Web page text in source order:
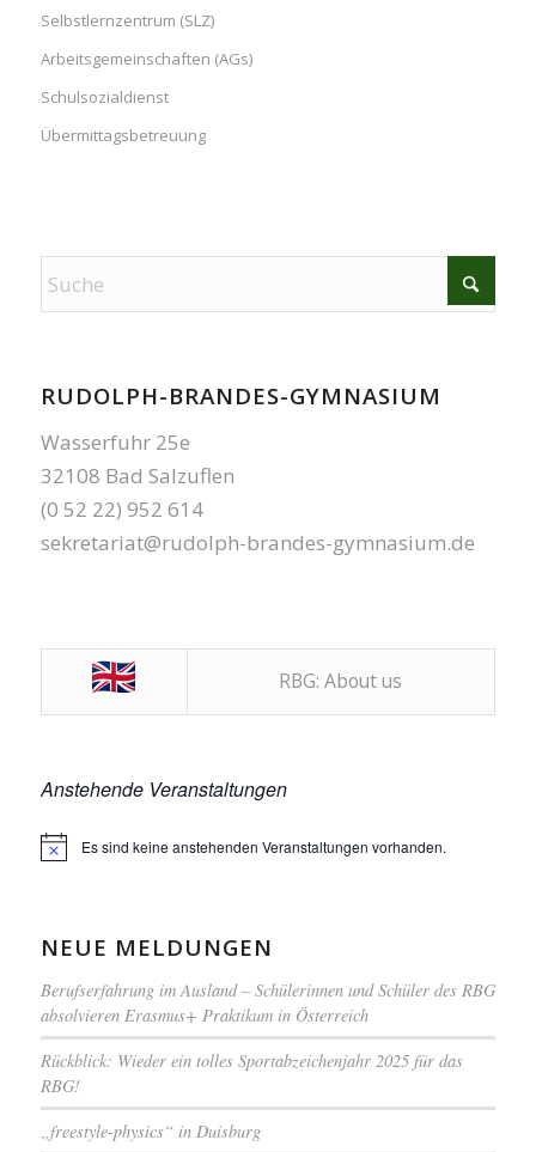
Selbstlernzentrum (SLZ)
Arbeitsgemeinschaften (AGs)
Schulsozialdienst
Übermittagsbetreuung
RUDOLPH-BRANDES-GYMNASIUM
Wasserfuhr 25e
32108 Bad Salzuflen
(0 52 22) 952 614
sekretariat@rudolph-brandes-gymnasium.de
RBG: About us
Anstehende Veranstaltungen
HinweisEs sind keine anstehenden Veranstaltungen vorhanden.
NEUE MELDUNGEN
Berufserfahrung im Ausland – Schülerinnen und Schüler des RBG
absolvieren Erasmus+ Praktikum in Österreich
Rückblick: Wieder ein tolles Sportabzeichenjahr 2025 für das
RBG!
„freestyle-physics“ in Duisburg